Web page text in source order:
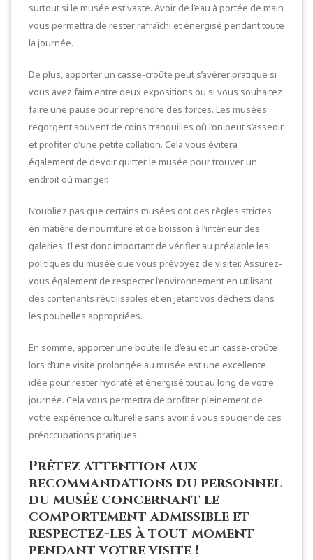
surtout si le musée est vaste. Avoir de l’eau à portée de main
vous permettra de rester rafraîchi et énergisé pendant toute
la journée.
De plus, apporter un casse-croûte peut s’avérer pratique si
vous avez faim entre deux expositions ou si vous souhaitez
faire une pause pour reprendre des forces. Les musées
regorgent souvent de coins tranquilles où l’on peut s’asseoir
et profiter d’une petite collation. Cela vous évitera
également de devoir quitter le musée pour trouver un
endroit où manger.
N’oubliez pas que certains musées ont des règles strictes
en matière de nourriture et de boisson à l’intérieur des
galeries. Il est donc important de vérifier au préalable les
politiques du musée que vous prévoyez de visiter. Assurez-
vous également de respecter l’environnement en utilisant
des contenants réutilisables et en jetant vos déchets dans
les poubelles appropriées.
En somme, apporter une bouteille d’eau et un casse-croûte
lors d’une visite prolongée au musée est une excellente
idée pour rester hydraté et énergisé tout au long de votre
journée. Cela vous permettra de profiter pleinement de
votre expérience culturelle sans avoir à vous soucier de ces
préoccupations pratiques.
Prêtez attention aux
recommandations du personnel
du musée concernant le
comportement admissible et
respectez-les à tout moment
pendant votre visite !